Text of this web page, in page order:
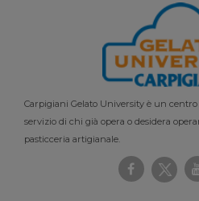
Carpigiani Gelato University è un
servizio di chi già opera o desidera
pasticceria artigianale.